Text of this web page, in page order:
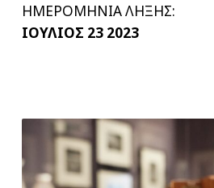
ΗΜΕΡΟΜΗΝΙΑ ΛΗΞΗΣ:
ΙΟΥΛΙΟΣ 23 2023